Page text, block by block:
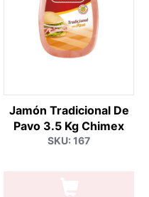
Jamón Tradicional De
Pavo 3.5 Kg Chimex
SKU: 167